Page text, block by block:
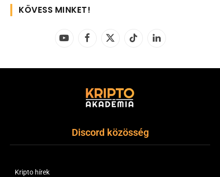
KÖVESS MINKET!
YouTubeFacebook
X
TikTok LinkedIn
Discord közösség
Kripto hírek